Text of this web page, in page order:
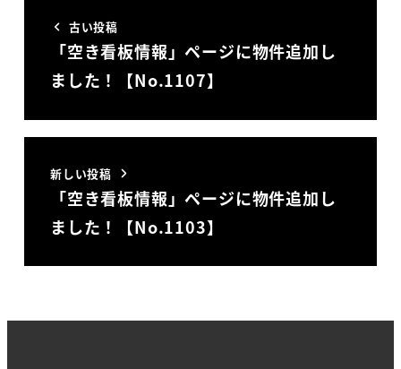
古い投稿
「空き看板情報」ページに物件追加し
ました！【No.1107】
新しい投稿
「空き看板情報」ページに物件追加し
ました！【No.1103】